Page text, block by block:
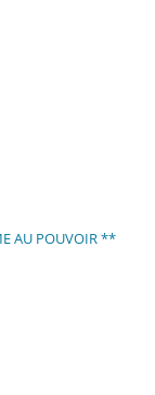
AU POUVOIR **